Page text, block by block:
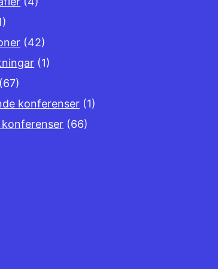
(42)
(1)
(67)
konferenser (1)
(66)